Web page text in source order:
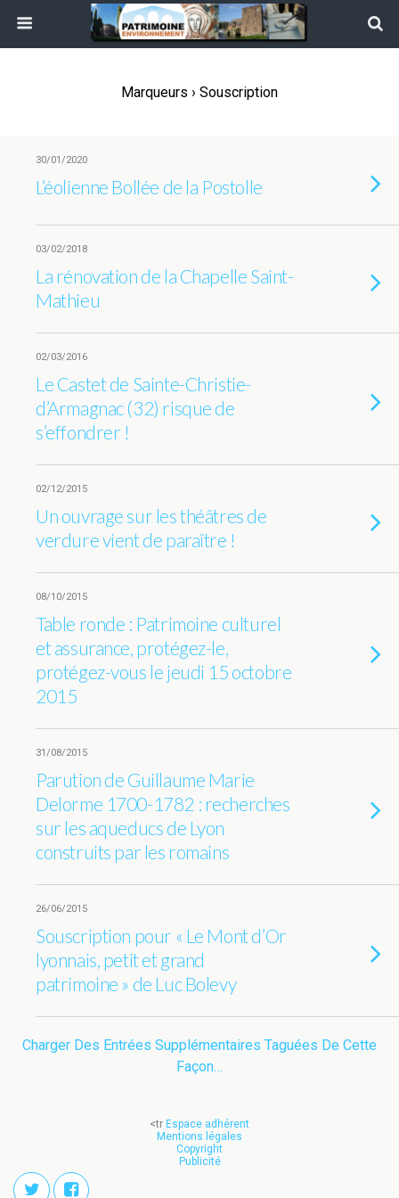
Marqueurs › Souscription
30/01/2020
L’éolienne Bollée de la Postolle
03/02/2018
La rénovation de la Chapelle Saint-
Mathieu
02/03/2016
Le Castet de Sainte-Christie-
d’Armagnac (32) risque de
s’effondrer !
02/12/2015
Un ouvrage sur les théâtres de
verdure vient de paraître !
08/10/2015
Table ronde : Patrimoine culturel
et assurance, protégez-le,
protégez-vous le jeudi 15 octobre
2015
31/08/2015
Parution de Guillaume Marie
Delorme 1700-1782 : recherches
sur les aqueducs de Lyon
construits par les romains
26/06/2015
Souscription pour « Le Mont d’Or
lyonnais, petit et grand
patrimoine » de Luc Bolevy
Charger Des Entrées Supplémentaires Taguées De Cette
Façon…
<tr Espace adhérent
Mentions légales
Copyright
Publicité